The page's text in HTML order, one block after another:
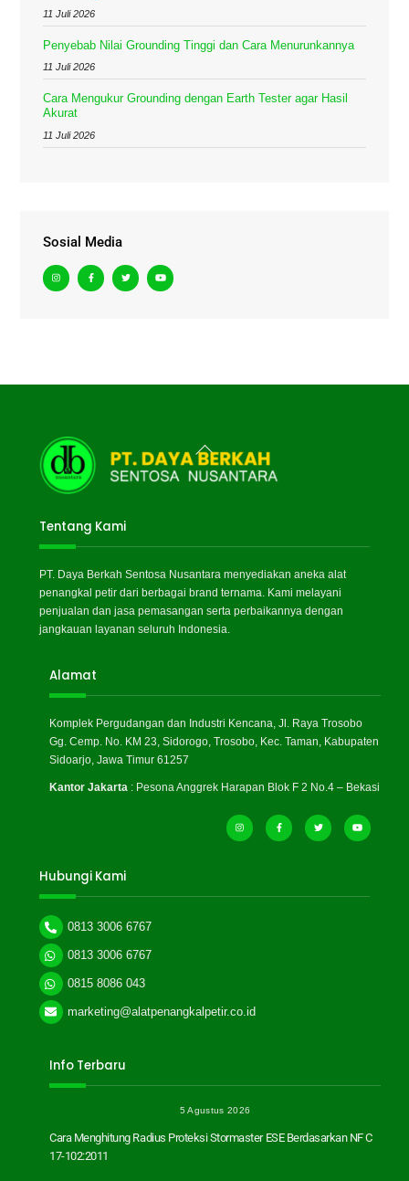
11 Juli 2026
Penyebab Nilai Grounding Tinggi dan Cara Menurunkannya
11 Juli 2026
Cara Mengukur Grounding dengan Earth Tester agar Hasil
Akurat
11 Juli 2026
Sosial Media
Back
To
Top
Tentang Kami
PT. Daya Berkah Sentosa Nusantara menyediakan aneka alat
penangkal petir dari berbagai brand ternama. Kami melayani
penjualan dan jasa pemasangan serta perbaikannya dengan
jangkauan layanan seluruh Indonesia.
Alamat
Komplek Pergudangan dan Industri Kencana, Jl. Raya Trosobo
Gg. Cemp. No. KM 23, Sidorogo, Trosobo, Kec. Taman, Kabupaten
Sidoarjo, Jawa Timur 61257
Kantor Jakarta : Pesona Anggrek Harapan Blok F 2 No.4 – Bekasi
Hubungi Kami
0813 3006 6767
0813 3006 6767
0815 8086 043
marketing@alatpenangkalpetir.co.id
Info Terbaru
5 Agustus 2026
Cara Menghitung Radius Proteksi Stormaster ESE Berdasarkan NF C
17-102:2011